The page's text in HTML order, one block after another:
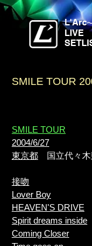
L'Arc
LIVE
SMILE TOUR
​SMILE TOUR
2004/6/27
東京都 国立代々木
接吻
Lover Boy
HEAVEN'S DRIVE
Spirit dreams inside
Coming Closer